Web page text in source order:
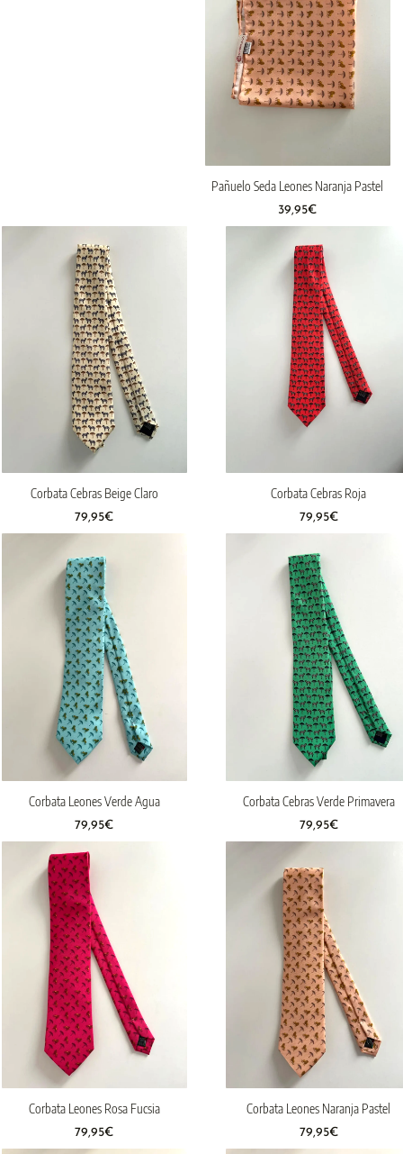
Pañuelo Seda Leones Naranja Pastel
39,95€
Corbata Cebras Roja
79,95€
Corbata Cebras Beige Claro
79,95€
Corbata Cebras Verde Primavera
79,95€
Corbata Leones Verde Agua
79,95€
Corbata Leones Naranja Pastel
79,95€
Corbata Leones Rosa Fucsia
79,95€